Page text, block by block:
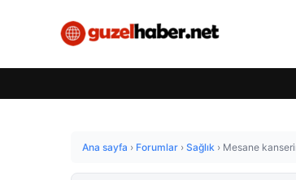
Ana sayfa › Forumlar › Sağlık › Mesane